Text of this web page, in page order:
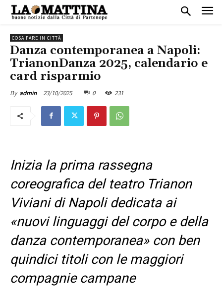
COSA FARE IN CITTÀ
Danza contemporanea a Napoli:
TrianonDanza 2025, calendario e
card risparmio
By admin 23/10/2025 0 231
Inizia la prima rassegna
coreografica del teatro Trianon
Viviani di Napoli dedicata ai
«nuovi linguaggi del corpo e della
danza contemporanea» con ben
quindici titoli con le maggiori
compagnie campane